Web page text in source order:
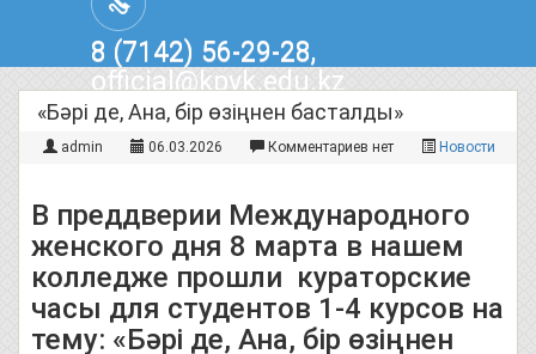
8 (7142) 56-29-28,
official@kpvk.edu.kz
г.Костанай, Проспект Кобыланды
Батыра, 3
«Бәрі де, Ана, бір өзіңнен басталды»
admin 06.03.2026 Комментариев нет Новости
В преддверии Международного
женского дня 8 марта в нашем
колледже прошли кураторские
часы для студентов 1-4 курсов на
тему: «Бәрі де, Ана, бір өзіңнен